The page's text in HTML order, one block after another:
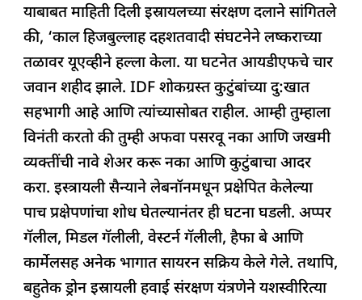
याबाबत माहिती दिली इस्रायलच्या संरक्षण दलाने सांगितले
की, ‘काल हिजबुल्लाह दहशतवादी संघटनेने लष्कराच्या
तळावर यूएव्हीने हल्ला केला. या घटनेत आयडीएफचे चार
जवान शहीद झाले. IDF शोकग्रस्त कुटुंबांच्या दु:खात
सहभागी आहे आणि त्यांच्यासोबत राहील. आम्ही तुम्हाला
विनंती करतो की तुम्ही अफवा पसरवू नका आणि जखमी
व्यक्तींची नावे शेअर करू नका आणि कुटुंबाचा आदर
करा. इस्त्रायली सैन्याने लेबनॉनमधून प्रक्षेपित केलेल्या
पाच प्रक्षेपणांचा शोध घेतल्यानंतर ही घटना घडली. अप्पर
गॅलील, मिडल गॅलीली, वेस्टर्न गॅलीली, हैफा बे आणि
कार्मेलसह अनेक भागात सायरन सक्रिय केले गेले. तथापि,
बहुतेक ड्रोन इस्रायली हवाई संरक्षण यंत्रणेने यशस्वीरित्या